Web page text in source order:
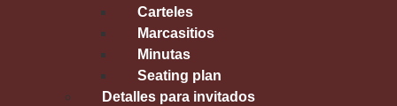
Carteles
Marcasitios
Minutas
Seating plan
Detalles para invitados